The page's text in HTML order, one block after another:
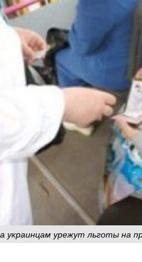
украинцам урежут льготы на